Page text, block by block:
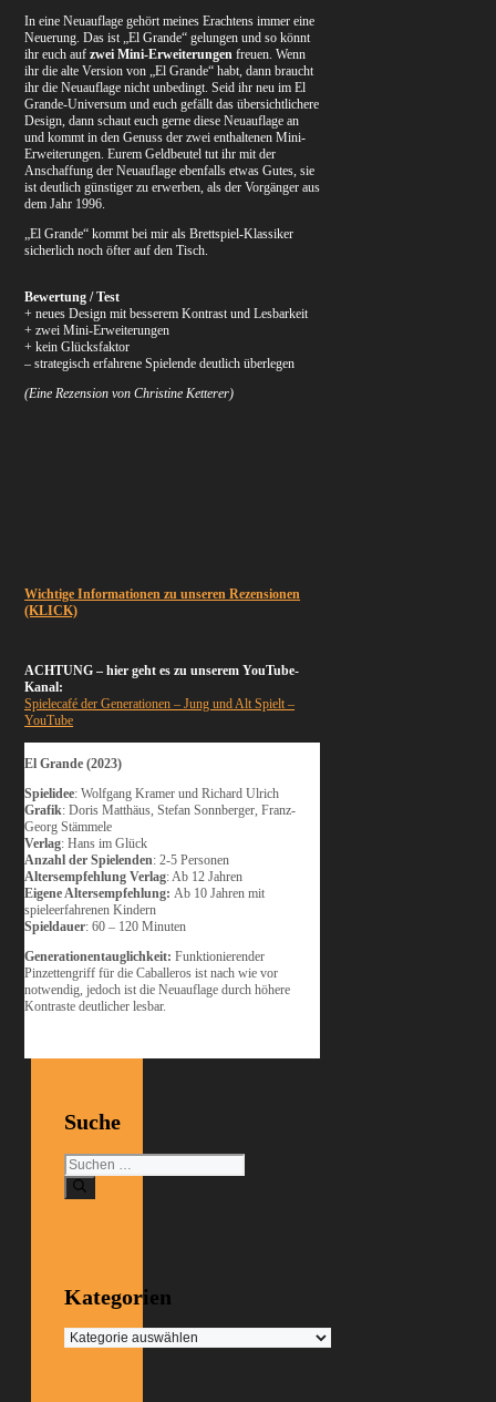
In eine Neuauflage gehört meines Erachtens immer eine
Neuerung. Das ist „El Grande“ gelungen und so könnt
ihr euch aufzwei Mini-Erweiterungen freuen. Wenn
ihr die alte Version von „El Grande“ habt, dann braucht
ihr die Neuauflage nicht unbedingt. Seid ihr neu im El
Grande-Universum und euch gefällt das übersichtlichere
Design, dann schaut euch gerne diese Neuauflage an
und kommt in den Genuss der zwei enthaltenen Mini-
Erweiterungen. Eurem Geldbeutel tut ihr mit der
Anschaffung der Neuauflage ebenfalls etwas Gutes, sie
ist deutlich günstiger zu erwerben, als der Vorgänger aus
dem Jahr 1996.
„El Grande“ kommt bei mir als Brettspiel-Klassiker
sicherlich noch öfter auf den Tisch.
Bewertung / Test
+ neues Design mit besserem Kontrast und Lesbarkeit
+ zwei Mini-Erweiterungen
+ kein Glücksfaktor
– strategisch erfahrene Spielende deutlich überlegen
(Eine Rezension von Christine Ketterer)
Wichtige Informationen zu unseren Rezensionen
(KLICK)
ACHTUNG – hier geht es zu unserem YouTube-
Kanal:
Spielecafé der Generationen – Jung und Alt Spielt –
YouTube
El Grande (2023)
Spielidee: Wolfgang Kramer und Richard Ulrich
Grafik: Doris Matthäus, Stefan Sonnberger, Franz-
Georg Stämmele
Verlag: Hans im Glück
Anzahl der Spielenden: 2-5 Personen
Altersempfehlung Verlag: Ab 12 Jahren
Eigene Altersempfehlung:Ab 10 Jahren mit
spieleerfahrenen Kindern
Spieldauer: 60 – 120 Minuten
Generationentauglichkeit: Funktionierender
Pinzettengriff für die Caballeros ist nach wie vor
notwendig, jedoch ist die Neuauflage durch höhere
Kontraste deutlicher lesbar.
Suche
Suchen
nach:
Kategorien
Kategorien